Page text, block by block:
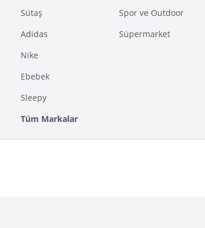
Sütaş
Adidas
Nike
Ebebek
Sleepy
Tüm Markalar
Spor ve Outdoor
Süpermarket